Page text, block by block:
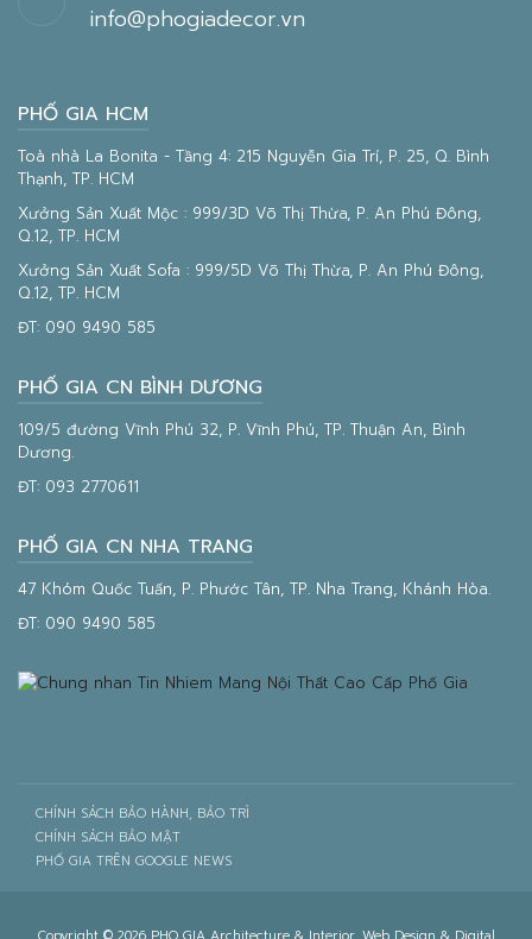
info@phogiadecor.vn
PHỐ GIA HCM
Toà nhà La Bonita - Tầng 4: 215 Nguyễn Gia Trí, P. 25, Q. Bình
Thạnh, TP. HCM
Xưởng Sản Xuất Mộc : 999/3D Võ Thị Thừa, P. An Phú Đông,
Q.12, TP. HCM
Xưởng Sản Xuất Sofa : 999/5D Võ Thị Thừa, P. An Phú Đông,
Q.12, TP. HCM
ĐT: 090 9490 585
PHỐ GIA CN BÌNH DƯƠNG
109/5 đường Vĩnh Phú 32, P. Vĩnh Phú, TP. Thuận An, Bình
Dương.
ĐT: 093 2770611
PHỐ GIA CN NHA TRANG
47 Khóm Quốc Tuấn, P. Phước Tân, TP. Nha Trang, Khánh Hòa.
ĐT: 090 9490 585
CHÍNH SÁCH BẢO HÀNH, BẢO TRÌ
CHÍNH SÁCH BẢO MẬT
PHỐ GIA TRÊN GOOGLE NEWS